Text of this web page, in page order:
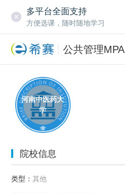
多平台全面支持
方便选课，随时随地学习
公共管理MPA
河南中医药大
学
院校信息
类型：其他